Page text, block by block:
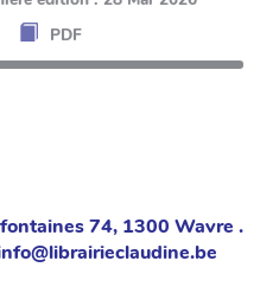
PDF
74, 1300 Wavre .